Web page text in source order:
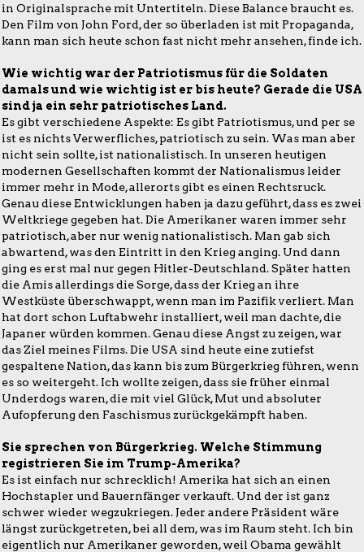
in Originalsprache mit Untertiteln. Diese Balance braucht es.
Den Film von John Ford, der so überladen ist mit Propaganda,
kann man sich heute schon fast nicht mehr ansehen, finde ich.
Wie wichtig war der Patriotismus für die Soldaten
damals und wie wichtig ist er bis heute? Gerade die USA
sind ja ein sehr patriotisches Land.
Es gibt verschiedene Aspekte: Es gibt Patriotismus, und per se
ist es nichts Verwerfliches, patriotisch zu sein. Was man aber
nicht sein sollte, ist nationalistisch. In unseren heutigen
modernen Gesellschaften kommt der Nationalismus leider
immer mehr in Mode, allerorts gibt es einen Rechtsruck.
Genau diese Entwicklungen haben ja dazu geführt, dass es zwei
Weltkriege gegeben hat. Die Amerikaner waren immer sehr
patriotisch, aber nur wenig nationalistisch. Man gab sich
abwartend, was den Eintritt in den Krieg anging. Und dann
ging es erst mal nur gegen Hitler-Deutschland. Später hatten
die Amis allerdings die Sorge, dass der Krieg an ihre
Westküste überschwappt, wenn man im Pazifik verliert. Man
hat dort schon Luftabwehr installiert, weil man dachte, die
Japaner würden kommen. Genau diese Angst zu zeigen, war
das Ziel meines Films. Die USA sind heute eine zutiefst
gespaltene Nation, das kann bis zum Bürgerkrieg führen, wenn
es so weitergeht. Ich wollte zeigen, dass sie früher einmal
Underdogs waren, die mit viel Glück, Mut und absoluter
Aufopferung den Faschismus zurückgekämpft haben.
Sie sprechen von Bürgerkrieg. Welche Stimmung
registrieren Sie im Trump-Amerika?
Es ist einfach nur schrecklich! Amerika hat sich an einen
Hochstapler und Bauernfänger verkauft. Und der ist ganz
schwer wieder wegzukriegen. Jeder andere Präsident wäre
längst zurückgetreten, bei all dem, was im Raum steht. Ich bin
eigentlich nur Amerikaner geworden, weil Obama gewählt